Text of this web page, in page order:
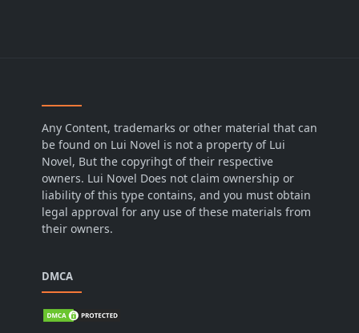
Any Content, trademarks or other material that can
be found on Lui Novel is not a property of Lui
Novel, But the copyrihgt of their respective
owners. Lui Novel Does not claim ownership or
liability of this type contains, and you must obtain
legal approval for any use of these materials from
their owners.
DMCA